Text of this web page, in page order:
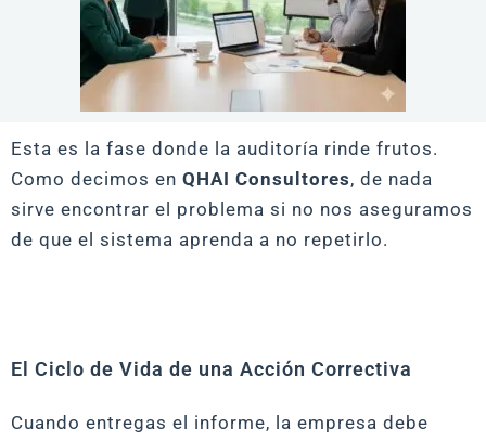
Esta es la fase donde la auditoría rinde frutos.
Como decimos en QHAI Consultores, de nada
sirve encontrar el problema si no nos aseguramos
de que el sistema aprenda a no repetirlo.
El Ciclo de Vida de una Acción Correctiva
Cuando entregas el informe, la empresa debe